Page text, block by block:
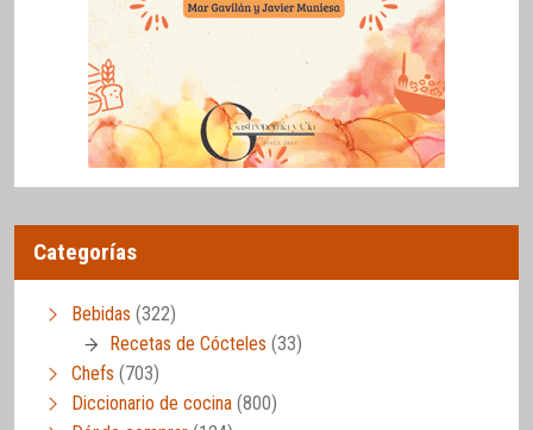
Categorías
Bebidas (322)
Recetas de Cócteles (33)
Chefs (703)
Diccionario de cocina (800)